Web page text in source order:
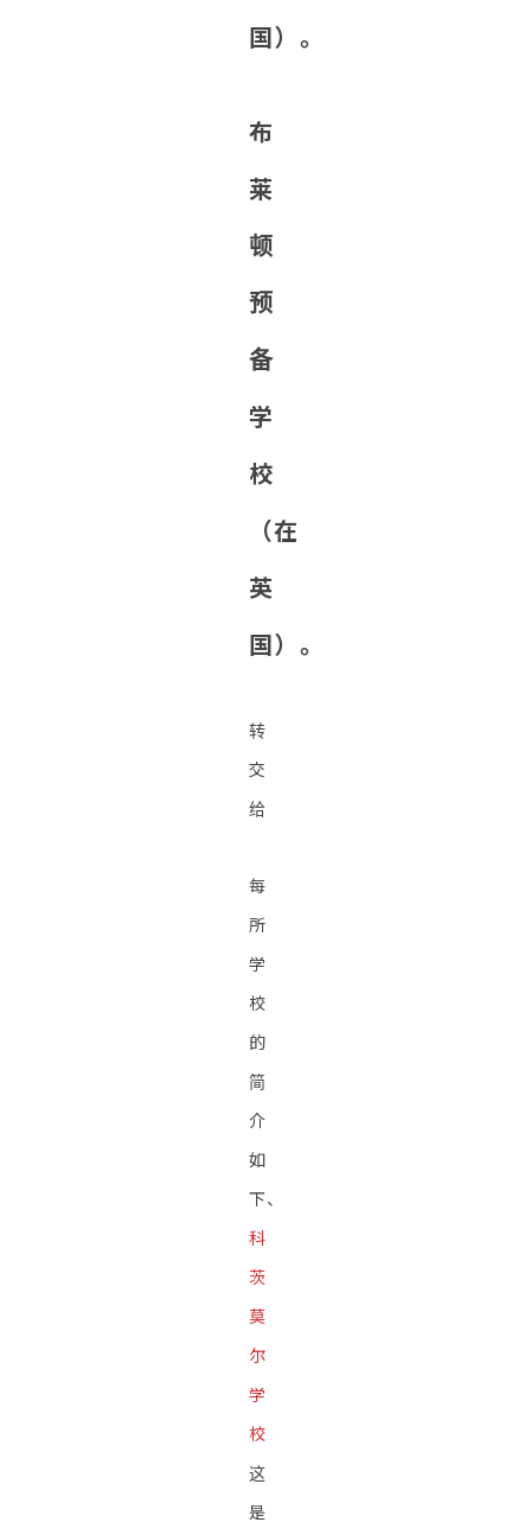
国）。
布
莱
顿
预
备
学
校
（在
英
国）。
转
交
给
每
所
学
校
的
简
介
如
下、
科
茨
莫
尔
学
校
这
是